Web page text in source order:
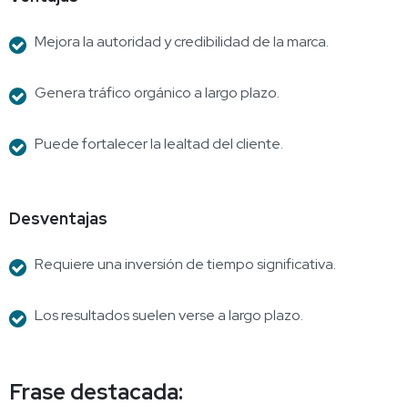
Mejora la autoridad y credibilidad de la marca.
Genera tráfico orgánico a largo plazo.
Puede fortalecer la lealtad del cliente.
Desventajas
Requiere una inversión de tiempo significativa.
Los resultados suelen verse a largo plazo.
Frase destacada: